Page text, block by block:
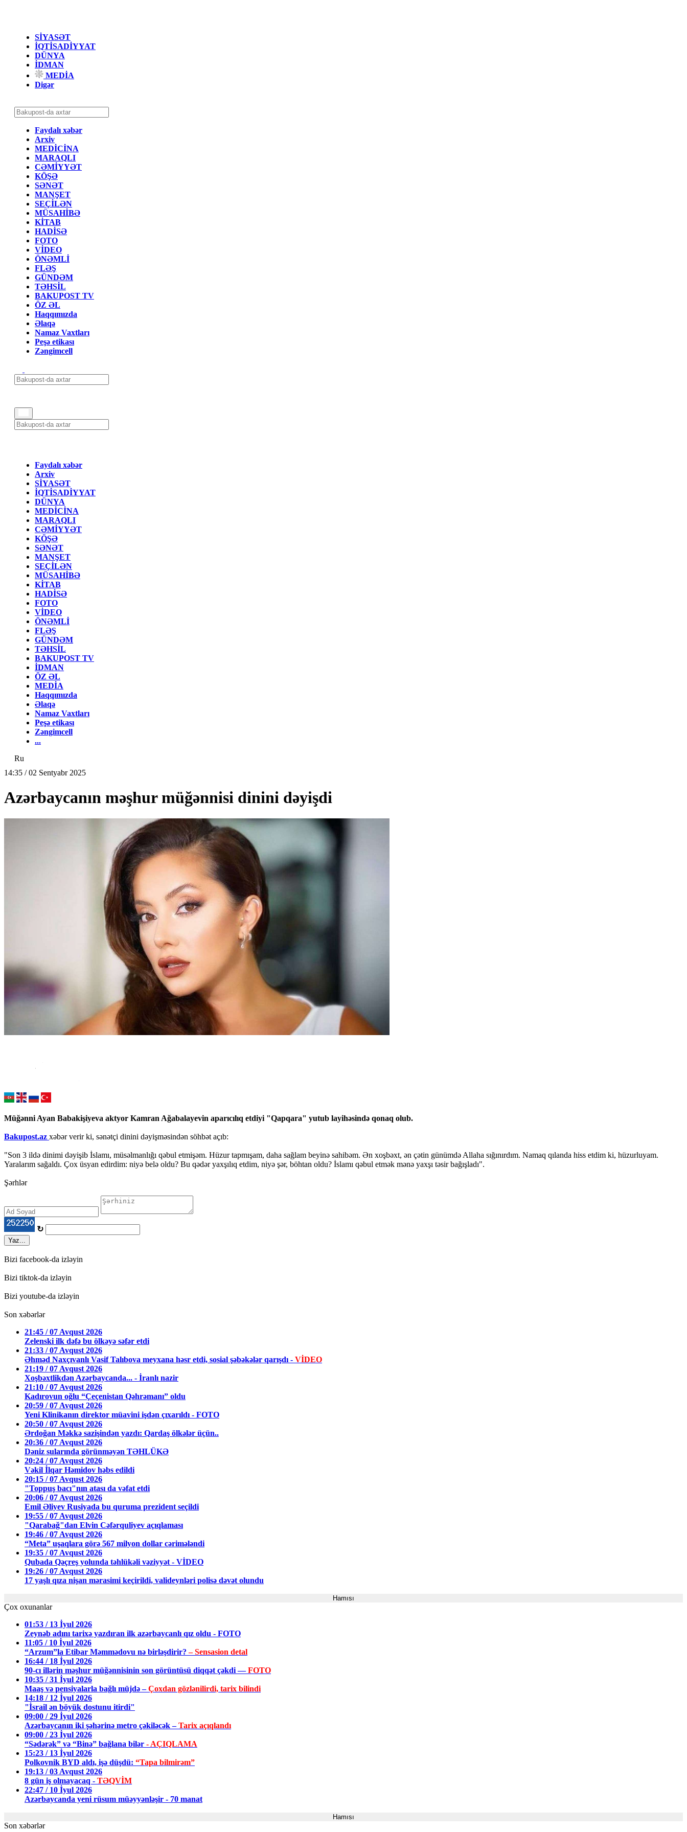
SİYASƏT
İQTİSADİYYAT
DÜNYA
İDMAN
MEDİA
Digər
Faydalı xəbər
Arxiv
MEDİCİNA
MARAQLI
CƏMİYYƏT
KÖŞƏ
SƏNƏT
MANŞET
SEÇİLƏN
MÜSAHİBƏ
KİTAB
HADİSƏ
FOTO
VİDEO
ÖNƏMLİ
FLƏŞ
GÜNDƏM
TƏHSİL
BAKUPOST TV
ÖZ ƏL
Haqqımızda
Əlaqə
Namaz Vaxtları
Peşə etikası
Zəngimcell
Faydalı xəbər
Arxiv
SİYASƏT
İQTİSADİYYAT
DÜNYA
MEDİCİNA
MARAQLI
CƏMİYYƏT
KÖŞƏ
SƏNƏT
MANŞET
SEÇİLƏN
MÜSAHİBƏ
KİTAB
HADİSƏ
FOTO
VİDEO
ÖNƏMLİ
FLƏŞ
GÜNDƏM
TƏHSİL
BAKUPOST TV
İDMAN
ÖZ ƏL
MEDİA
Haqqımızda
Əlaqə
Namaz Vaxtları
Peşə etikası
Zəngimcell
...
Ru
14:35 / 02 Sentyabr 2025
Azərbaycanın məşhur müğənnisi dinini dəyişdi
Müğənni Ayan Babakişiyeva aktyor Kamran Ağabalayevin aparıcılıq etdiyi "Qapqara" yutub layihəsində qonaq olub.
Bakupost.az xəbər verir ki, sənətçi dinini dəyişməsindən söhbət açıb:
"Son 3 ildə dinimi dəyişib İslamı, müsəlmanlığı qəbul etmişəm. Hüzur tapmışam, daha sağlam beyinə sahibəm. Ən xoşbəxt, ən çətin günümdə Allaha sığınırdım. Namaq qılanda hiss etdim ki, hüzurluyam.
Yaralarım sağaldı. Çox üsyan edirdim: niyə belə oldu? Bu qədər yaxşılıq etdim, niyə şər, böhtan oldu? İslamı qəbul etmək mənə yaxşı təsir bağışladı".
Şərhlər
↻
Yaz...
Bizi facebook-da izləyin
Bizi tiktok-da izləyin
Bizi youtube-da izləyin
Son xəbərlər
21:45 / 07 Avqust 2026
Zelenski ilk dəfə bu ölkəyə səfər etdi
21:33 / 07 Avqust 2026
Əhməd Naxçıvanlı Vasif Talıbova meyxana həsr etdi, sosial şəbəkələr qarışdı - VİDEO
21:19 / 07 Avqust 2026
Xoşbəxtlikdən Azərbaycanda... - İranlı nazir
21:10 / 07 Avqust 2026
Kadırovun oğlu “Çeçenistan Qəhrəmanı” oldu
20:59 / 07 Avqust 2026
Yeni Klinikanın direktor müavini işdən çıxarıldı - FOTO
20:50 / 07 Avqust 2026
Ərdoğan Məkkə sazişindən yazdı: Qardaş ölkələr üçün..
20:36 / 07 Avqust 2026
Dəniz sularında görünməyən TƏHLÜKƏ
20:24 / 07 Avqust 2026
Vəkil İlqar Həmidov həbs edildi
20:15 / 07 Avqust 2026
"Toppuş bacı"nın atası da vəfat etdi
20:06 / 07 Avqust 2026
Emil Əliyev Rusiyada bu quruma prezident seçildi
19:55 / 07 Avqust 2026
"Qarabağ"dan Elvin Cəfərquliyev açıqlaması
19:46 / 07 Avqust 2026
“Meta” uşaqlara görə 567 milyon dollar cərimələndi
19:35 / 07 Avqust 2026
Qubada Qəçreş yolunda təhlükəli vəziyyət - VİDEO
19:26 / 07 Avqust 2026
17 yaşlı qıza nişan mərasimi keçirildi, valideynləri polisə dəvət olundu
Hamısı
Çox oxunanlar
01:53 / 13 İyul 2026
Zeynəb adını tarixə yazdıran ilk azərbaycanlı qız oldu - FOTO
11:05 / 10 İyul 2026
“Arzum”la Etibar Məmmədovu nə birləşdirir?– Sensasion detal
16:44 / 18 İyul 2026
90-cı illərin məşhur müğənnisinin son görüntüsü diqqət çəkdi —FOTO
10:35 / 31 İyul 2026
Maaş və pensiyalarla bağlı müjdə –Çoxdan gözlənilirdi, tarix bilindi
14:18 / 12 İyul 2026
"İsrail ən böyük dostunu itirdi"
09:00 / 29 İyul 2026
Azərbaycanın iki şəhərinə metro çəkiləcək –Tarix açıqlandı
09:00 / 23 İyul 2026
“Sədərək” və “Binə” bağlana bilər - AÇIQLAMA
15:23 / 13 İyul 2026
Polkovnik BYD aldı, işə düşdü: “Tapa bilmirəm”
19:13 / 03 Avqust 2026
8 gün iş olmayacaq - TƏQVİM
22:47 / 10 İyul 2026
Azərbaycanda yeni rüsum müəyyənləşir - 70 manat
Hamısı
Son xəbərlər